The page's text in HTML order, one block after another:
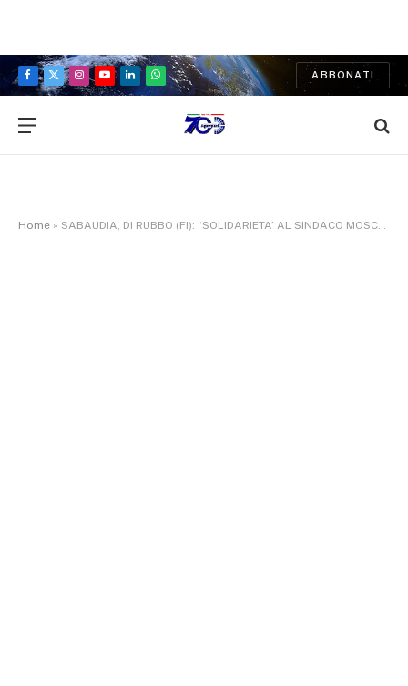
Facebook
X
Instagram
YouTubeLinkedInWhatsApp
ABBONATI
Home » SABAUDIA, DI RUBBO (FI): “SOLIDARIETA’ AL SINDACO MOSCA E A TUTTA LA CITTADINANZA PER GRAVISSIMI ATTI VANDALICI CHE SI SONO VERIFICATI SUL LITORALE”